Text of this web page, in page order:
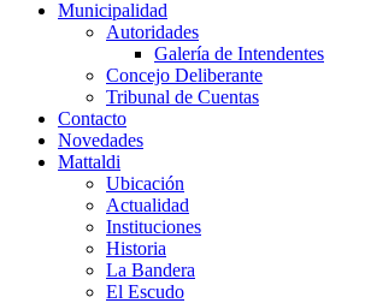
Municipalidad
Autoridades
Galería de Intendentes
Concejo Deliberante
Tribunal de Cuentas
Contacto
Novedades
Mattaldi
Ubicación
Actualidad
Instituciones
Historia
La Bandera
El Escudo